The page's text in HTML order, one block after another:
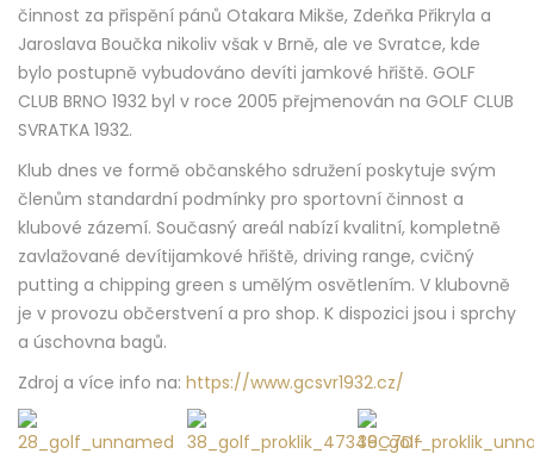
činnost za přispění pánů Otakara Mikše, Zdeňka Přikryla a
Jaroslava Boučka nikoliv však v Brně, ale ve Svratce, kde
bylo postupně vybudováno devíti jamkové hřiště. GOLF
CLUB BRNO 1932 byl v roce 2005 přejmenován na GOLF CLUB
SVRATKA 1932.
Klub dnes ve formě občanského sdružení poskytuje svým
členům standardní podmínky pro sportovní činnost a
klubové zázemí. Současný areál nabízí kvalitní, kompletně
zavlažované devítijamkové hřiště, driving range, cvičný
putting a chipping green s umělým osvětlením. V klubovně
je v provozu občerstvení a pro shop. K dispozici jsou i sprchy
a úschovna bagů.
Zdroj a více info na: https://www.gcsvr1932.cz/